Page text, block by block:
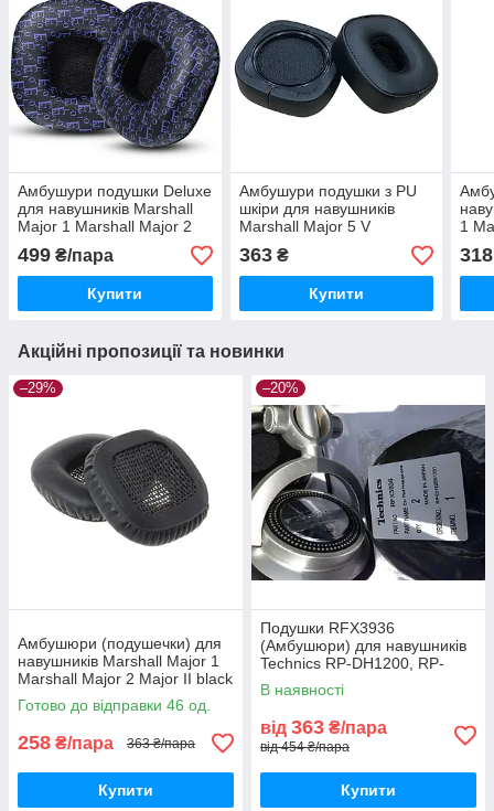
Амбушури подушки Deluxe
для навушників Marshall
Major 1 Marshall Major 2
Major II Air Music Go Play
499 ₴/пара
Купити
Амбушури подушки з PU
шкіри для навушників
Marshall Major 5 V
363₴
Купити
1
318
Акційні пропозиції та новинки
–29%
Амбушюри (подушечки) для
навушників Marshall Major 1
Marshall Major 2 Major II black
Готово до відправки 46 од.
258 ₴/пара 363 ₴/пара
Купити
–20%
Подушки RFX3936
(Амбушюри) для навушників
Technics RP-DH1200, RP-
DH1201, RP-DH1250
В наявності
від 363 ₴/пара
від 454 ₴/пара
Купити